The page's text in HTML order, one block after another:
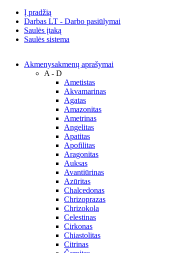
Į pradžią
Darbas LT - Darbo pasiūlymai
Saulės įtaką
Saulės sistema
Akmenysakmenų aprašymai
A - D
Ametistas
Akvamarinas
Agatas
Amazonitas
Ametrinas
Angelitas
Apatitas
Apofilitas
Aragonitas
Auksas
Avantiūrinas
Azūritas
Chalcedonas
Chrizoprazas
Chrizokola
Celestinas
Cirkonas
Chiastolitas
Citrinas